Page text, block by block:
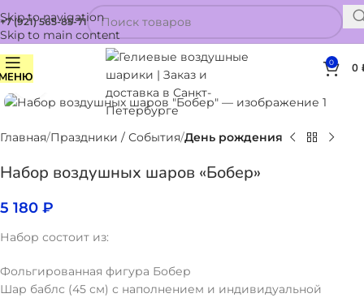
Skip to navigation
Skip to main content
+7 (921) 565-85-71
0 0
Нажмите, чтобы увеличить
Главная Праздники / События День рождения
Набор воздушных шаров «Бобер»
5 180 ₽
Набор состоит из:
Фольгированная фигура Бобер
Шар баблс (45 см) с наполнением и индивидуальной